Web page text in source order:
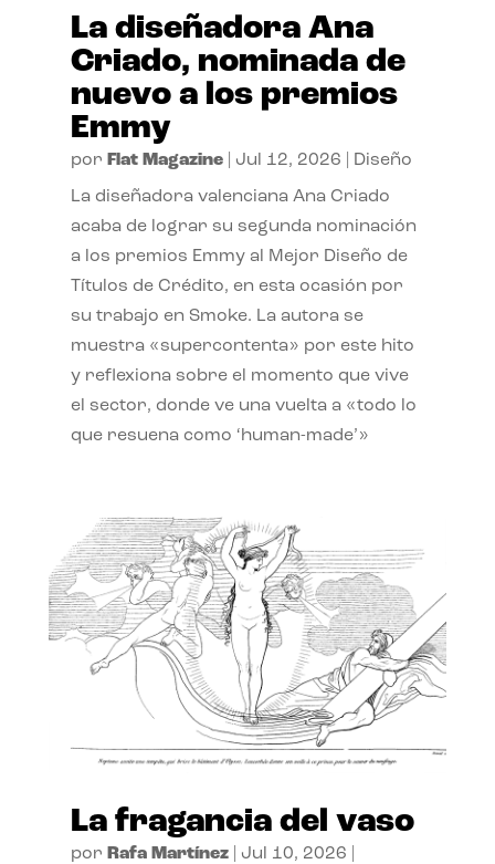
La diseñadora Ana
Criado, nominada de
nuevo a los premios
Emmy
por Flat Magazine| Jul 12, 2026 Diseño
La diseñadora valenciana Ana Criado
acaba de lograr su segunda nominación
a los premios Emmy al Mejor Diseño de
Títulos de Crédito, en esta ocasión por
su trabajo en Smoke. La autora se
muestra «supercontenta» por este hito
y reflexiona sobre el momento que vive
el sector, donde ve una vuelta a «todo lo
que resuena como ‘human-made’»
La fragancia del vaso
por Rafa Martínez| Jul 10, 2026